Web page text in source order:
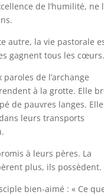
de l’humilité, ne
autre, la vie pastorale
gagnent tous les cœurs.
de l’archange
à la grotte. Elle
de pauvres langes. Elle
leurs transports
à leurs pères. La
plus, ils possèdent.
bien-aimé : « Ce